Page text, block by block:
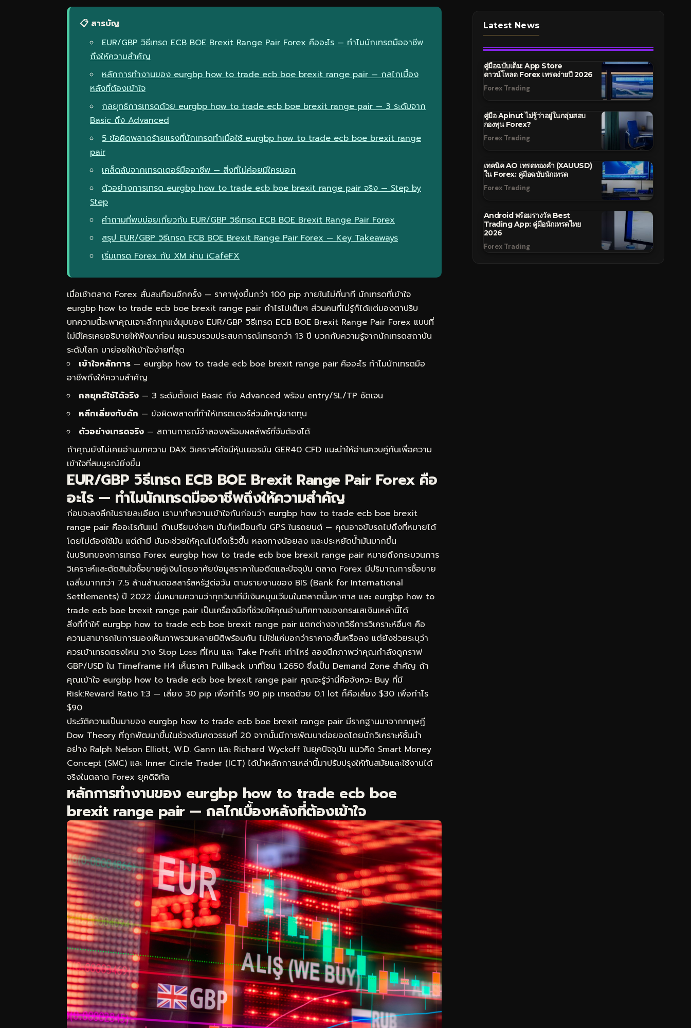
📋 สารบัญ
EUR/GBP วิธีเทรด ECB BOE Brexit Range Pair Forex คืออะไร — ทำไมนักเทรดมืออาชีพ
ถึงให้ความสำคัญ
หลักการทำงานของ eurgbp how to trade ecb boe brexit range pair — กลไกเบื้อง
หลังที่ต้องเข้าใจ
กลยุทธ์การเทรดด้วย eurgbp how to trade ecb boe brexit range pair — 3 ระดับจาก
Basic ถึง Advanced
5 ข้อผิดพลาดร้ายแรงที่นักเทรดทำเมื่อใช้ eurgbp how to trade ecb boe brexit range
pair
เคล็ดลับจากเทรดเดอร์มืออาชีพ — สิ่งที่ไม่ค่อยมีใครบอก
ตัวอย่างการเทรด eurgbp how to trade ecb boe brexit range pair จริง — Step by
Step
คำถามที่พบบ่อยเกี่ยวกับ EUR/GBP วิธีเทรด ECB BOE Brexit Range Pair Forex
สรุป EUR/GBP วิธีเทรด ECB BOE Brexit Range Pair Forex — Key Takeaways
เริ่มเทรด Forex กับ XM ผ่าน iCafeFX
เมื่อเช้าตลาด Forex สั่นสะเทือนอีกครั้ง — ราคาพุ่งขึ้นกว่า 100 pip ภายในไม่กี่นาที นักเทรดที่เข้าใจ
eurgbp how to trade ecb boe brexit range pair กำไรไปเต็มๆ ส่วนคนที่ไม่รู้ก็ได้แต่มองตาปริบ
บทความนี้จะพาคุณเจาะลึกทุกแง่มุมของ EUR/GBP วิธีเทรด ECB BOE Brexit Range Pair Forex แบบที่
ไม่มีใครเคยอธิบายให้ฟังมาก่อน ผมรวบรวมประสบการณ์เทรดกว่า 13 ปี บวกกับความรู้จากนักเทรดสถาบัน
ระดับโลก มาย่อยให้เข้าใจง่ายที่สุด
เข้าใจหลักการ — eurgbp how to trade ecb boe brexit range pair คืออะไร ทำไมนักเทรดมือ
อาชีพถึงให้ความสำคัญ
กลยุทธ์ใช้ได้จริง — 3 ระดับตั้งแต่ Basic ถึง Advanced พร้อม entry/SL/TP ชัดเจน
หลีกเลี่ยงกับดัก — ข้อผิดพลาดที่ทำให้เทรดเดอร์ส่วนใหญ่ขาดทุน
ตัวอย่างเทรดจริง — สถานการณ์จำลองพร้อมผลลัพธ์ที่จับต้องได้
ถ้าคุณยังไม่เคยอ่านบทความ DAX วิเคราะห์ดัชนีหุ้นเยอรมัน GER40 CFD แนะนำให้อ่านควบคู่กันเพื่อความ
เข้าใจที่สมบูรณ์ยิ่งขึ้น
EUR/GBP วิธีเทรด ECB BOE Brexit Range Pair Forex คือ
อะไร — ทำไมนักเทรดมืออาชีพถึงให้ความสำคัญ
ก่อนจะลงลึกในรายละเอียด เรามาทำความเข้าใจกันก่อนว่า eurgbp how to trade ecb boe brexit
range pair คืออะไรกันแน่ ถ้าเปรียบง่ายๆ มันก็เหมือนกับ GPS ในรถยนต์ — คุณอาจขับรถไปถึงที่หมายได้
โดยไม่ต้องใช้มัน แต่ถ้ามี มันจะช่วยให้คุณไปถึงเร็วขึ้น หลงทางน้อยลง และประหยัดน้ำมันมากขึ้น
ในบริบทของการเทรด Forex eurgbp how to trade ecb boe brexit range pair หมายถึงกระบวนการ
วิเคราะห์และตัดสินใจซื้อขายคู่เงินโดยอาศัยข้อมูลราคาในอดีตและปัจจุบัน ตลาด Forex มีปริมาณการซื้อขาย
เฉลี่ยมากกว่า 7.5 ล้านล้านดอลลาร์สหรัฐต่อวัน ตามรายงานของ BIS (Bank for International
Settlements) ปี 2022 นั่นหมายความว่าทุกวินาทีมีเงินหมุนเวียนในตลาดนี้มหาศาล และ eurgbp how to
trade ecb boe brexit range pair เป็นเครื่องมือที่ช่วยให้คุณอ่านทิศทางของกระแสเงินเหล่านี้ได้
สิ่งที่ทำให้ eurgbp how to trade ecb boe brexit range pair แตกต่างจากวิธีการวิเคราะห์อื่นๆ คือ
ความสามารถในการมองเห็นภาพรวมหลายมิติพร้อมกัน ไม่ใช่แค่บอกว่าราคาจะขึ้นหรือลง แต่ยังช่วยระบุว่า
ควรเข้าเทรดตรงไหน วาง Stop Loss ที่ไหน และ Take Profit เท่าไหร่ ลองนึกภาพว่าคุณกำลังดูกราฟ
GBP/USD ใน Timeframe H4 เห็นราคา Pullback มาที่โซน 1.2650 ซึ่งเป็น Demand Zone สำคัญ ถ้า
คุณเข้าใจ eurgbp how to trade ecb boe brexit range pair คุณจะรู้ว่านี่คือจังหวะ Buy ที่มี
Risk:Reward Ratio 1:3 — เสี่ยง 30 pip เพื่อกำไร 90 pip เทรดด้วย 0.1 lot ก็คือเสี่ยง $30 เพื่อกำไร
$90
ประวัติความเป็นมาของ eurgbp how to trade ecb boe brexit range pair มีรากฐานมาจากทฤษฎี
Dow Theory ที่ถูกพัฒนาขึ้นในช่วงต้นศตวรรษที่ 20 จากนั้นมีการพัฒนาต่อยอดโดยนักวิเคราะห์ชั้นนำ
อย่าง Ralph Nelson Elliott, W.D. Gann และ Richard Wyckoff ในยุคปัจจุบัน แนวคิด Smart Money
Concept (SMC) และ Inner Circle Trader (ICT) ได้นำหลักการเหล่านี้มาปรับปรุงให้ทันสมัยและใช้งานได้
จริงในตลาด Forex ยุคดิจิทัล
หลักการทำงานของ eurgbp how to trade ecb boe
brexit range pair — กลไกเบื้องหลังที่ต้องเข้าใจ
Latest News
คู่มือฉบับเต็ม: App Store
ดาวน์โหลด Forex เทรดง่ายปี 2026
Forex Trading
คู่มือ Apinut ไม่รู้ว่าอยู่ในกลุ่มสอบ
กองทุน Forex?
Forex Trading
เทคนิค AO เทรดทองคำ (XAUUSD)
ใน Forex: คู่มือฉบับนักเทรด
Forex Trading
Android พร้อมรางวัล Best
Trading App: คู่มือนักเทรดไทย
2026
Forex Trading